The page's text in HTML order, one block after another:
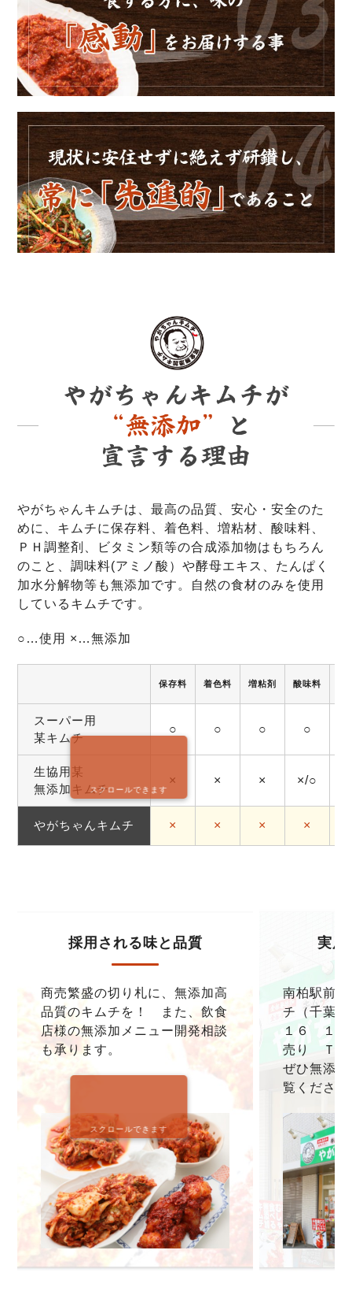
やがちゃんキムチは、最高の品質、安心・安全のた
めに、キムチに保存料、着色料、増粘材、酸味料、
ＰＨ調整剤、ビタミン類等の合成添加物はもちろん
のこと、調味料(アミノ酸）や酵母エキス、たんぱく
加水分解物等も無添加です。自然の食材のみを使用
しているキムチです。
○…使用 ×…無添加
保存料 着色料 増粘剤 酸味料
スーパー用
某キムチ
○ ○ ○ ○
生協用某
無添加キムチ
× × × ×/○
やがちゃんキムチ × × × ×
スクロールできます
採用される味と品質
商売繁盛の切り札に、無添加高
品質のキムチを！ また、飲食
店様の無添加メニュー開発相談
も承ります。
実店
南柏駅前
チ（千葉
１６ １F
売り ＴＥ
ぜひ無添
覧くださ
スクロールできます